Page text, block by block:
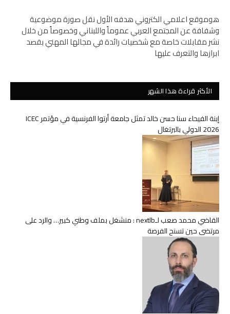
هوموقع اعلامي الكتروني هدفه الأول نقل صورة موضوعية
وشفافة عن المجتمع العربي عموماً واللبناني وخصوصاً من خلال
نشر مقابلات خاصة مع شخصيات رائدة في مجالها المهني بقصد
ابرازها والتعرف عليها
الأكثر قراءة هذا الشهر
إبنة الفيحاء سنا حسن خالد تمثل جامعة أرتوا الفرنسية في مؤتمر ICEC
2026 الدولي بالبرتغال
القاضي محمد صعب لـnextlb : منشغل بملف وطني كبير… والرد على
مرتضى حين تسنح الفرصة